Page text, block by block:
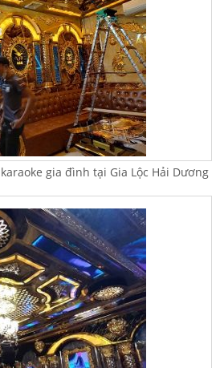
gia đình tại Gia Lộc Hải Dương